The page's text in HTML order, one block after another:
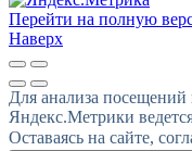
Перейти на полную
Наверх
Для анализа
Яндекс.Метрики
Оставаясь на сайте,